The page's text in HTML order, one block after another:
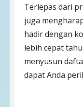
Terlepas dari
juga
hadir dengan
lebih cepat
menyusun
dapat Anda